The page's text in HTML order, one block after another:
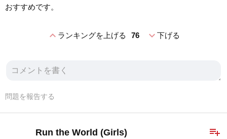
おすすめです。
expand_lessランキングを上げる 76 expand_more下げる
問題を報告する
playlist_add
Run the World (Girls)